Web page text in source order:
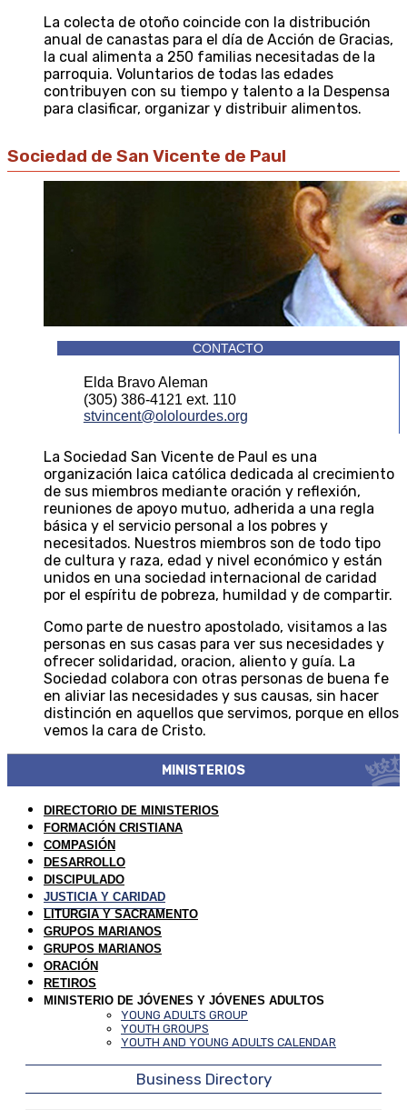
La colecta de otoño coincide con la distribución
anual de canastas para el día de Acción de Gracias,
la cual alimenta a 250 familias necesitadas de la
parroquia. Voluntarios de todas las edades
contribuyen con su tiempo y talento a la Despensa
para clasificar, organizar y distribuir alimentos.
Sociedad de San Vicente de Paul
CONTACTO
Elda Bravo Aleman
(305) 386-4121 ext. 110
stvincent@ololourdes.org
La Sociedad San Vicente de Paul es una
organización laica católica dedicada al crecimiento
de sus miembros mediante oración y reflexión,
reuniones de apoyo mutuo, adherida a una regla
básica y el servicio personal a los pobres y
necesitados. Nuestros miembros son de todo tipo
de cultura y raza, edad y nivel económico y están
unidos en una sociedad internacional de caridad
por el espíritu de pobreza, humildad y de compartir.
Como parte de nuestro apostolado, visitamos a las
personas en sus casas para ver sus necesidades y
ofrecer solidaridad, oracion, aliento y guía. La
Sociedad colabora con otras personas de buena fe
en aliviar las necesidades y sus causas, sin hacer
distinción en aquellos que servimos, porque en ellos
vemos la cara de Cristo.
MINISTERIOS
DIRECTORIO DE MINISTERIOS
FORMACIÓN CRISTIANA
COMPASIÓN
DESARROLLO
DISCIPULADO
JUSTICIA Y CARIDAD
LITURGIA Y SACRAMENTO
GRUPOS MARIANOS
GRUPOS MARIANOS
ORACIÓN
RETIROS
MINISTERIO DE JÓVENES Y JÓVENES ADULTOS
YOUNG ADULTS GROUP
YOUTH GROUPS
YOUTH AND YOUNG ADULTS CALENDAR
Business Directory